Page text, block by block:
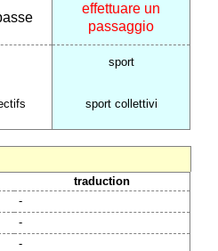
effettuare un
passaggio
sport
sport collettivi
traduction
-
-
-